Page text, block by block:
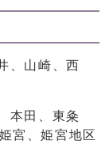
、山崎、西
本田、東粂
宮、姫宮地区